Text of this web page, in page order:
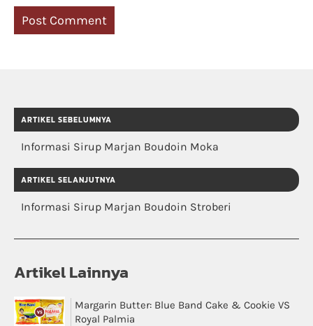
ARTIKEL SEBELUMNYA
Informasi Sirup Marjan Boudoin Moka
ARTIKEL SELANJUTNYA
Informasi Sirup Marjan Boudoin Stroberi
Artikel Lainnya
Margarin Butter: Blue Band Cake & Cookie VS
Royal Palmia